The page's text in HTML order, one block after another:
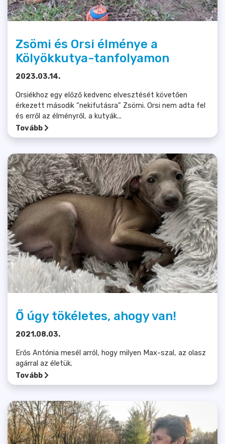
Zsömi és Orsi élménye a
Kölyökkutya-tanfolyamon
2023.03.14.
Orsiékhoz egy előző kedvenc elvesztését követően
érkezett második “nekifutásra” Zsömi. Orsi nem adta fel
és erről az élményről, a kutyák...
Tovább
Ő úgy tökéletes, ahogy van!
2021.08.03.
Erős Antónia mesél arról, hogy milyen Max-szal, az olasz
agárral az életük.
Tovább